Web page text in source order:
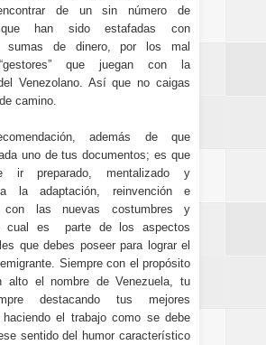
de un sin número de
que han sido estafadas con
sumas de dinero, por los mal
“gestores” que juegan con la
Venezolano. Así que no caigas
camino.
además de que
uno de tus documentos; es que
ir preparado, mentalizado y
la adaptación, reinvención e
con las nuevas costumbres y
cual es parte de los aspectos
que debes poseer para lograr el
Siempre con el propósito
alto el nombre de Venezuela, tu
destacando tus mejores
haciendo el trabajo como se debe
sentido del humor característico